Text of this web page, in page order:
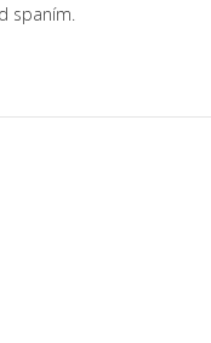
spaním.